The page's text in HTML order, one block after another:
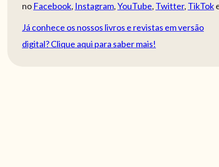
no Facebook, Instagram,YouTube, Twitter, TikTok
Já conhece os nossos livros e revistas em versão
digital? Clique aqui para saber mais!